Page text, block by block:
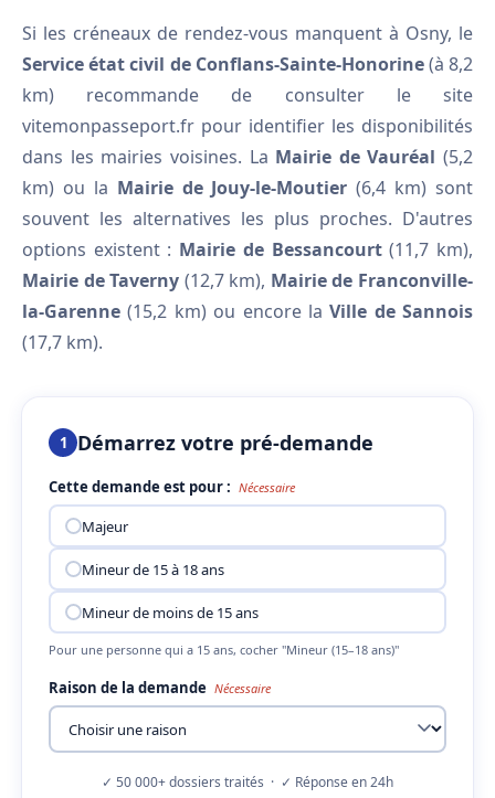
Si les créneaux de rendez-vous manquent à Osny, le
Service état civil de Conflans-Sainte-Honorine(à 8,2
km) recommande de consulter le site
vitemonpasseport.fr pour identifier les disponibilités
dans les mairies voisines. La Mairie de Vauréal (5,2
km) ou la Mairie de Jouy-le-Moutier (6,4 km) sont
souvent les alternatives les plus proches. D'autres
options existent : Mairie de Bessancourt(11,7 km),
Mairie de Taverny (12,7 km), Mairie de Franconville-
la-Garenne (15,2 km) ou encore laVille de Sannois
(17,7 km).
1 Démarrez votre pré-demande
Cette demande est pour : Nécessaire
Majeur
Mineur de 15 à 18 ans
Mineur de moins de 15 ans
Pour une personne qui a 15 ans, cocher "Mineur (15–18 ans)"
Raison de la demande Nécessaire
✓ 50 000+ dossiers traités · ✓ Réponse en 24h